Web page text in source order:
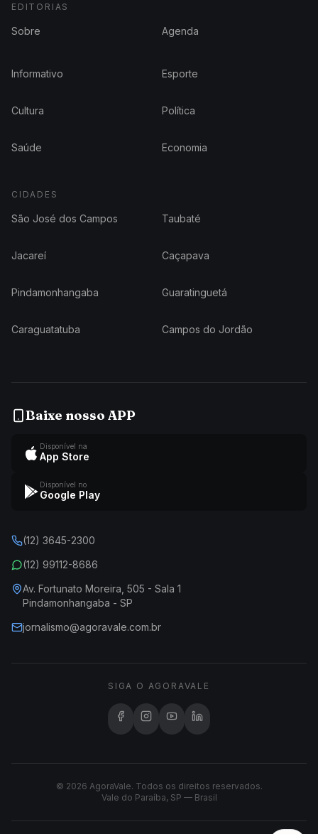
EDITORIAS
Sobre Agenda
Informativo Esporte
Cultura Política
Saúde Economia
CIDADES
São José dos Campos Taubaté
Jacareí Caçapava
Pindamonhangaba Guaratinguetá
Caraguatatuba Campos do Jordão
Baixe nosso APP
Disponível na
App Store
Disponível no
Google Play
(12) 3645-2300
(12) 99112-8686
Av. Fortunato Moreira, 505 - Sala 1
Pindamonhangaba - SP
jornalismo@agoravale.com.br
SIGA O AGORAVALE
© 2026 AgoraVale. Todos os direitos reservados.
Vale do Paraíba, SP — Brasil